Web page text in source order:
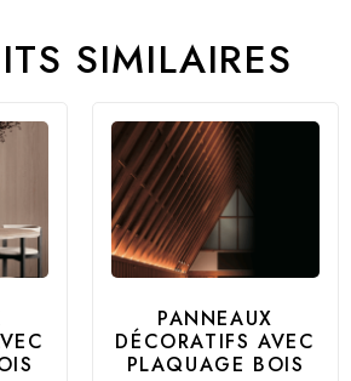
SIMILAIRES
PANNEAUX
DÉCORATIFS AVEC
PLAQUAGE BOIS